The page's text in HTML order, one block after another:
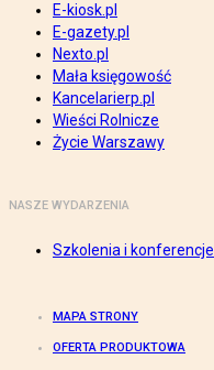
E-kiosk.pl
E-gazety.pl
Nexto.pl
Mała księgowość
Kancelarierp.pl
Wieści Rolnicze
Życie Warszawy
NASZE WYDARZENIA
Szkolenia i konferencje
MAPA STRONY
OFERTA PRODUKTOWA